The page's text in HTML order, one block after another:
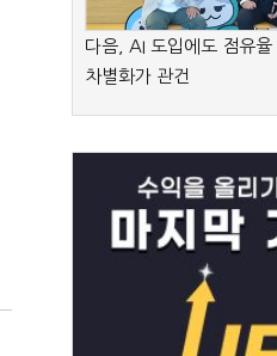
다음, AI 도입에도 점유
차별화가 관건